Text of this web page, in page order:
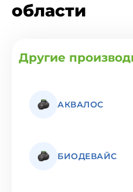
области
Другие
АКВАЛОС
БИОДЕВАЙС